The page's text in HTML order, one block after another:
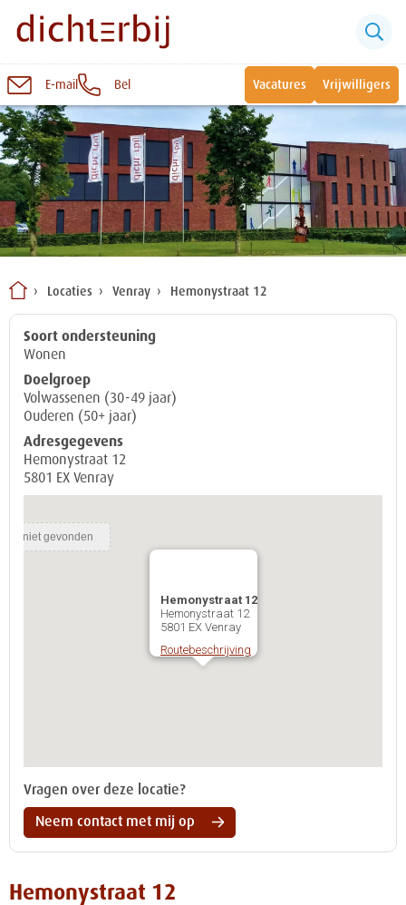
Naar
inhoud
E-mail Bel Vacatures Vrijwilligers
Locaties Venray Hemonystraat 12
Hemonystraat 12
Soort ondersteuning
Wonen
Doelgroep
Volwassenen (30-49 jaar)
Ouderen (50+ jaar)
Adresgegevens
Hemonystraat 12
5801 EX Venray
Hemonystraat 12
Hemonystraat 12
5801 EX Venray
Routebeschrijving
Vragen over deze locatie?
Neem contact met mij op
Snel naar:
Wonen bij Dichterbij
Vrije dagbestedingsplekken